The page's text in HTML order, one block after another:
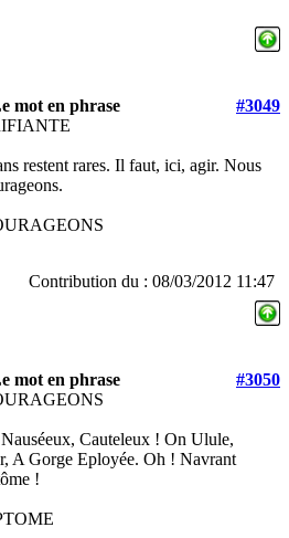
mot en phrase
#3049
restent rares. Il faut, ici, agir. Nous
Contribution du : 08/03/2012 11:47
mot en phrase
#3050
Cauteleux ! On Ulule,
A Gorge Eployée. Oh ! Navrant
!